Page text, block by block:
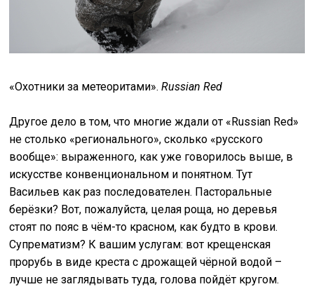
«Охотники за метеоритами».Russian Red
Другое дело в том, что многие ждали от «Russian Red»
не столько «регионального», сколько «русского
вообще»: выраженного, как уже говорилось выше, в
искусстве конвенциональном и понятном. Тут
Васильев как раз последователен. Пасторальные
берёзки? Вот, пожалуйста, целая роща, но деревья
стоят по пояс в чём-то красном, как будто в крови.
Супрематизм? К вашим услугам: вот крещенская
прорубь в виде креста с дрожащей чёрной водой –
лучше не заглядывать туда, голова пойдёт кругом.